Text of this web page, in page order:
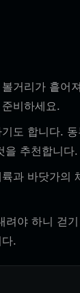
거리가 흩어
비하세요.
도 합니다.
을 추천합니다.
과 바닷가의
려야 하니 걷
.